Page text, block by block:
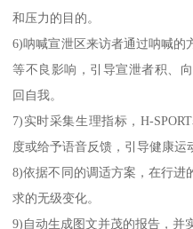
和压力的目的。
6)呐喊宣泄区来访者通过呐喊的
等不良影响，引导宣泄者积、
回自我。
7)实时采集生理指标，H-
度或给予语音反馈，引导健康运
8)依据不同的调适方案，在行进
求的无级变化。
9)自动生成图文并茂的报告，并